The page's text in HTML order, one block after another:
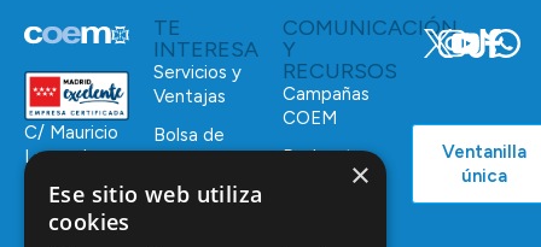
C/ Mauricio
Legendre,
28046
Madrid
TE
INTERESA
Servicios y
Ventajas
Bolsa de
Formación
COMUNICACIÓN
Y
RECURSOS
Campañas
COEM
Podcast
Ventanilla
única
×
Ese sitio web utiliza
cookies